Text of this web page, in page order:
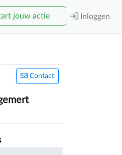
jouw actie Inloggen
Contact